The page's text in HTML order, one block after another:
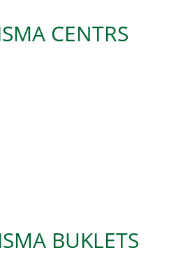
CENTRS
BUKLETS